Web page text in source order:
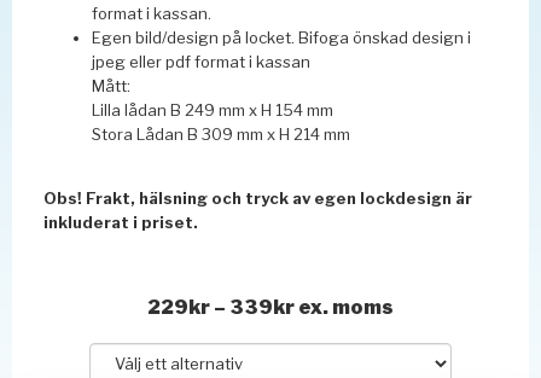
format i kassan.
Egen bild/design på locket. Bifoga önskad design i
jpeg eller pdf format i kassan
Mått:
Lilla lådan B 249 mm x H 154 mm
Stora Lådan B 309 mm x H 214 mm
Obs! Frakt, hälsning och tryck av egen lockdesign är
inkluderat i priset.
229kr – 339krPrisintervall:
ex. moms